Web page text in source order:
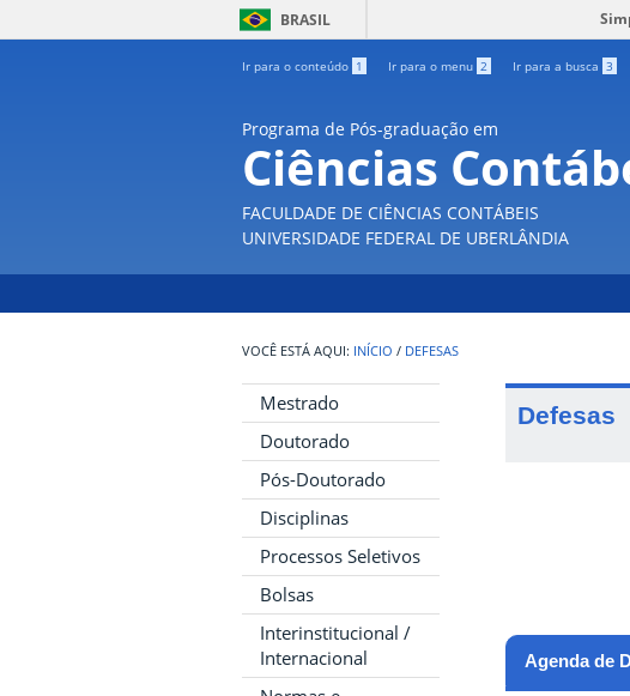
BRASIL
Ir para o conteúdo 1 Ir para o menu 2 Ir para a busca 3
Programa de Pós-graduação em
Ciências
FACULDADE DE CIÊNCIAS CONTÁBEIS
UNIVERSIDADE FEDERAL DE UBERLÂNDIA
INÍCIO / DEFESAS
Mestrado
Doutorado
Pós-Doutorado
Disciplinas
Processos Seletivos
Bolsas
Interinstitucional /
Internacional
Defesas
Agenda de